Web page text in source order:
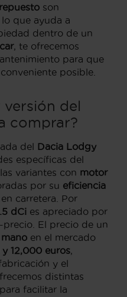
son
que ayuda a
dentro de un
, te ofrecemos
para que
posible.
versión del
comprar?
del Dacia Lodgy
específicas del
variantes con motor
por su eficiencia
carretera. Por
dCi es apreciado por
El precio de un
en el mercado
12,000 euros
y el
distintas
para facilitar la